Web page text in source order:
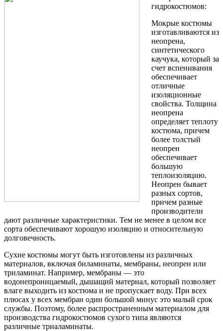
гидрокостюмов:
Мокрые костюмы
изготавливаются из
неопрена,
синтетического
каучука, который за
счет вспенивания
обеспечивает
отличные
изоляционные
свойства. Толщина
неопрена
определяет теплоту
костюма, причем
более толстый
неопрен
обеспечивает
большую
теплоизоляцию.
Неопрен бывает
разных сортов,
причем разные
производители
дают различные характеристики. Тем не менее в целом все
сорта обеспечивают хорошую изоляцию и относительную
долговечность.
Сухие костюмы могут быть изготовлены из различных
материалов, включая биламинаты, мембраны, неопрен или
триламинат. Например, мембраны — это
водонепроницаемый, дышащий материал, который позволяет
влаге выходить из костюма и не пропускает воду. При всех
плюсах у всех мембран один большой минус это малый срок
службы. Поэтому, более распространенным материалом для
производства гидрокостюмов сухого типа являются
различные триаламинаты.